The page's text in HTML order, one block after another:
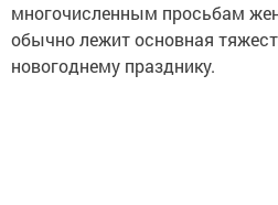
многочисленным просьбам
обычно лежит основная
новогоднему празднику.